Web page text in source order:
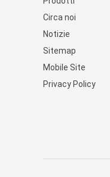
Circa noi
Notizie
Sitemap
Mobile Site
Privacy Policy